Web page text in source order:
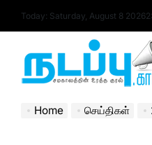
Today: Saturday, August 8 20262:
Home செய்திகள்